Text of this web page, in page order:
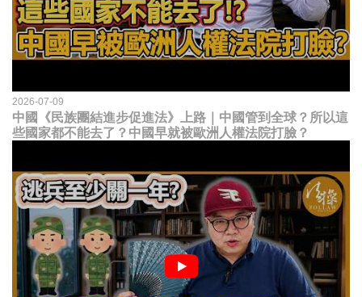
2026-07-09
中國《民族團結進步促進法》上路｜中國管到全球？所以這
些國家都不能去了？中國早就被歐洲人權法院打臉？